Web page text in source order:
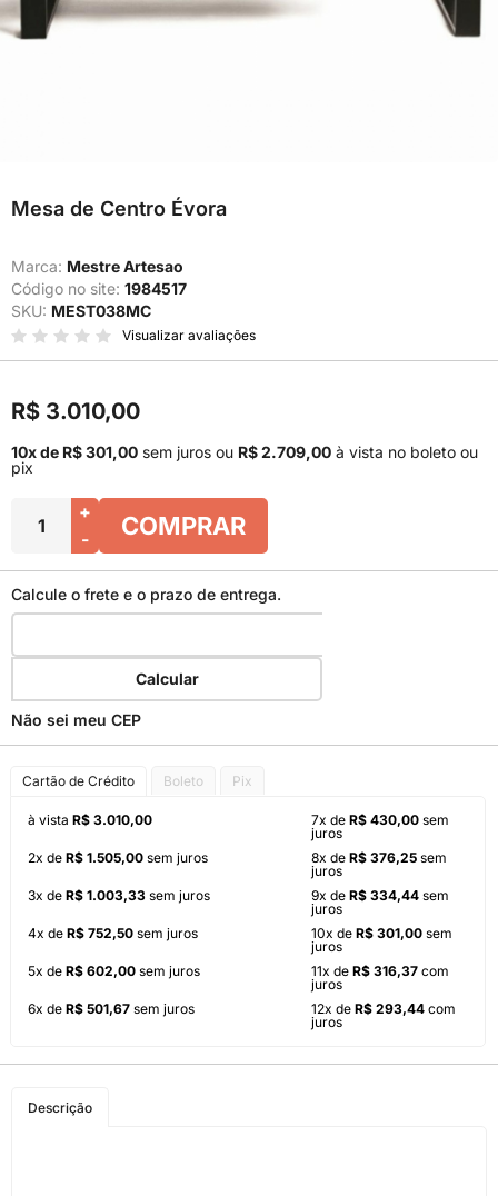
Mesa de Centro Évora
Marca: Mestre Artesao
Código no site: 1984517
SKU: MEST038MC
Visualizar avaliações
R$ 3.010,00
10x de R$ 301,00 sem juros ou R$ 2.709,00 à vista no boleto ou
pix
+
-
COMPRAR
Calcule o frete e o prazo de entrega.
Calcular
Não sei meu CEP
Cartão de Crédito Boleto Pix
à vista R$ 3.010,00
2x de R$ 1.505,00 sem juros
3x de R$ 1.003,33 sem juros
4x de R$ 752,50 sem juros
5x de R$ 602,00 sem juros
6x de R$ 501,67 sem juros
7x de R$ 430,00 sem
juros
8x de R$ 376,25 sem
juros
9x de R$ 334,44 sem
juros
10x de R$ 301,00 sem
juros
11x de R$ 316,37 com
juros
12x de R$ 293,44 com
juros
Descrição